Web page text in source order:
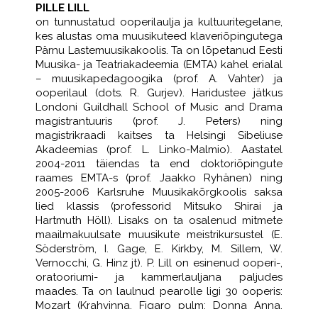
PILLE LILL
on tunnustatud ooperilaulja ja kultuuritegelane,
kes alustas oma muusikuteed klaveriõpingutega
Pärnu Lastemuusikakoolis. Ta on lõpetanud Eesti
Muusika- ja Teatriakadeemia (EMTA) kahel erialal
– muusikapedagoogika (prof. A. Vahter) ja
ooperilaul (dots. R. Gurjev). Haridustee jätkus
Londoni Guildhall School of Music and Drama
magistrantuuris (prof. J. Peters) ning
magistrikraadi kaitses ta Helsingi Sibeliuse
Akadeemias (prof. L. Linko-Malmio). Aastatel
2004-2011 täiendas ta end doktoriõpingute
raames EMTA-s (prof. Jaakko Ryhänen) ning
2005-2006 Karlsruhe Muusikakõrgkoolis saksa
lied klassis (professorid Mitsuko Shirai ja
Hartmuth Höll). Lisaks on ta osalenud mitmete
maailmakuulsate muusikute meistrikursustel (E.
Söderström, I. Gage, E. Kirkby, M. Sillem, W.
Vernocchi, G. Hinz jt). P. Lill on esinenud ooperi-,
oratooriumi- ja kammerlauljana paljudes
maades. Ta on laulnud pearolle ligi 30 ooperis:
Mozart (Krahvinna, Figaro pulm; Donna Anna,